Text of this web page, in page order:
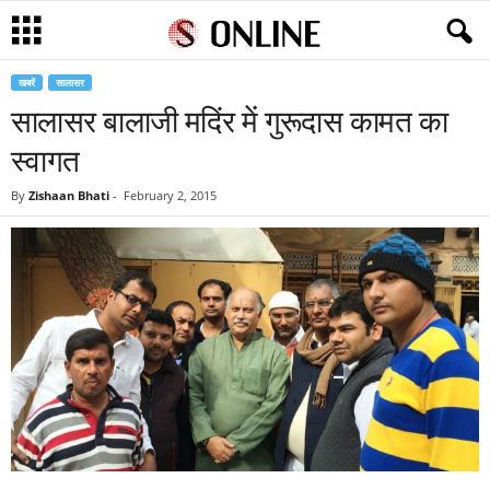
खबरें सालासर
सालासर बालाजी मदिंर में गुरूदास कामत का
स्वागत
By Zishaan Bhati - February 2, 2015